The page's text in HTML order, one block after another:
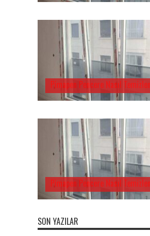
Pimapen Pencere Nasıl
Pimapen Pencere Nasıl
SON YAZILAR